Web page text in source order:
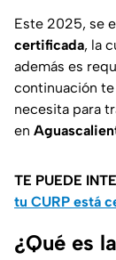
Este 2025, se
certificada, la
además es
continuación
necesita para
en
TE PUEDE
tu CURP está
¿Qué es